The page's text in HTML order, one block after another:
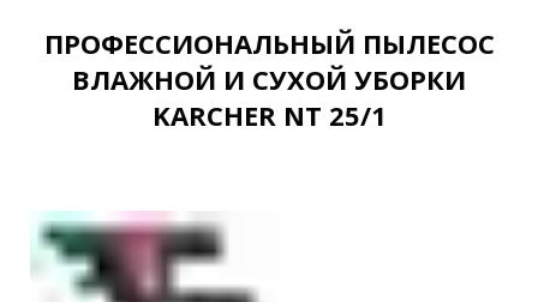
ПРОФЕССИОНАЛЬНЫЙ ПЫЛЕСОС
ВЛАЖНОЙ И СУХОЙ УБОРКИ
KARCHER NT 25/1